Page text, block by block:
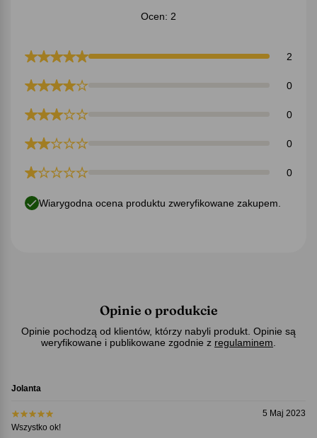
Ocen: 2
2
0
0
0
0
Wiarygodna ocena produktu zweryfikowane zakupem.
Opinie o produkcie
Opinie pochodzą od klientów, którzy nabyli produkt. Opinie są
weryfikowane i publikowane zgodnie z regulaminem
Jolanta
5 Maj 2023
Wszystko ok!